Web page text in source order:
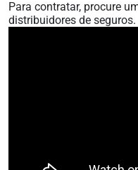
Para contratar, procure
distribuidores de seguros.